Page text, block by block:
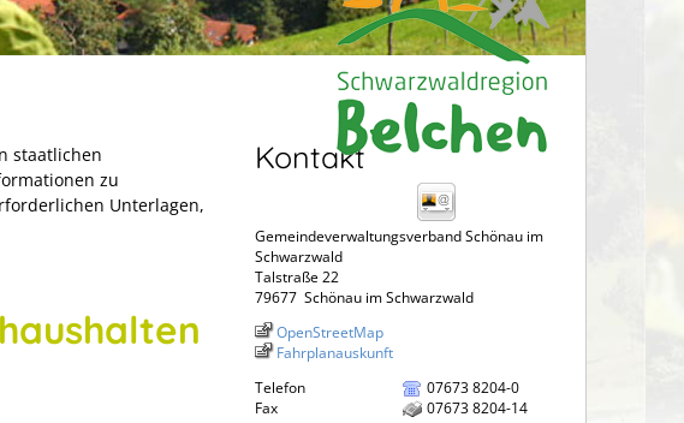
staatlichen
zu
Unterlagen,
Kontakt
Gemeindeverwaltungsverband Schönau im
Schwarzwald
Talstraße 22
79677 Schönau im Schwarzwald
OpenStreetMap
Fahrplanauskunft
Telefon
07673 8204-0
Fax
07673 8204-14